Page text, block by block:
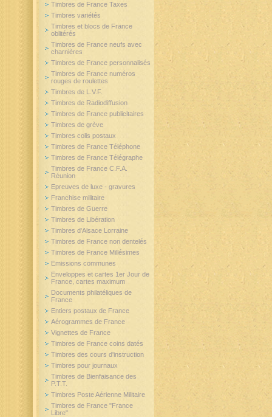
Timbres de France Taxes
Timbres variétés
Timbres et blocs de France
oblitérés
Timbres de France neufs avec
charnières
Timbres de France personnalisés
Timbres de France numéros
rouges de roulettes
Timbres de L.V.F.
Timbres de Radiodiffusion
Timbres de France publicitaires
Timbres de grève
Timbres colis postaux
Timbres de France Téléphone
Timbres de France Télégraphe
Timbres de France C.F.A.
Réunion
Epreuves de luxe - gravures
Franchise militaire
Timbres de Guerre
Timbres de Libération
Timbres d'Alsace Lorraine
Timbres de France non dentelés
Timbres de France Millésimes
Emissions communes
Enveloppes et cartes 1er Jour de
France, cartes maximum
Documents philatéliques de
France
Entiers postaux de France
Aérogrammes de France
Vignettes de France
Timbres de France coins datés
Timbres des cours d'instruction
Timbres pour journaux
Timbres de Bienfaisance des
P.T.T.
Timbres Poste Aérienne Militaire
Timbres de France "France
Libre"